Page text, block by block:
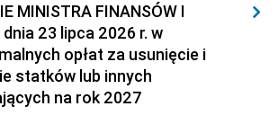
MINISTRA FINANSÓW I
dnia 23 lipca 2026 r. w
opłat za usunięcie i
statków lub innych
na rok 2027